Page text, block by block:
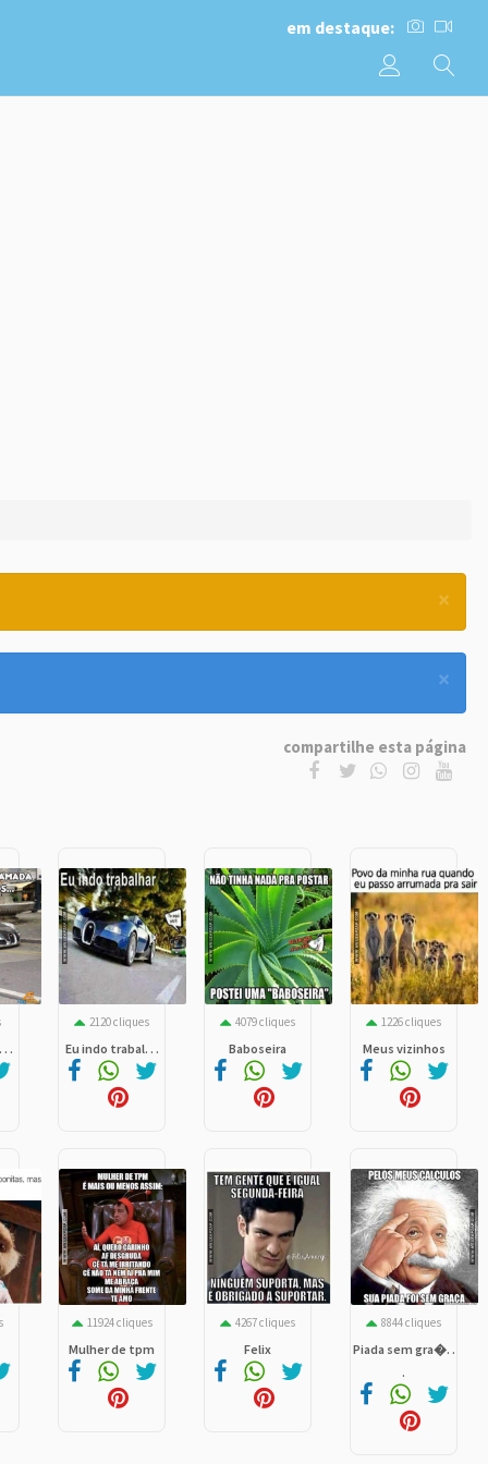
em destaque:
×
×
compartilhe esta página
.
2120 cliques
Eu indo trabal. . .
4079 cliques
Baboseira
1226 cliques
Meus vizinhos
11924 cliques
Mulher de tpm
4267 cliques
Felix
8844 cliques
Piada sem gra�. .
.